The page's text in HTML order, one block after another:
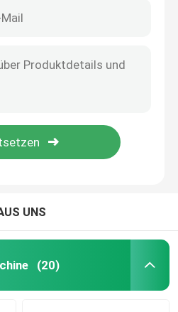
UNS
(20)